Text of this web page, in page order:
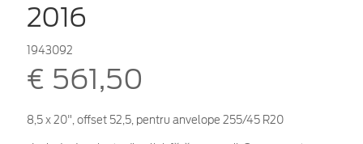
2016
1943092
€ 561,50
8,5 x 20", offset 52,5, pentru anvelope 255/45 R20